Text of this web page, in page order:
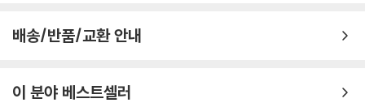
배송/반품/교환 안내
이 분야 베스트셀러